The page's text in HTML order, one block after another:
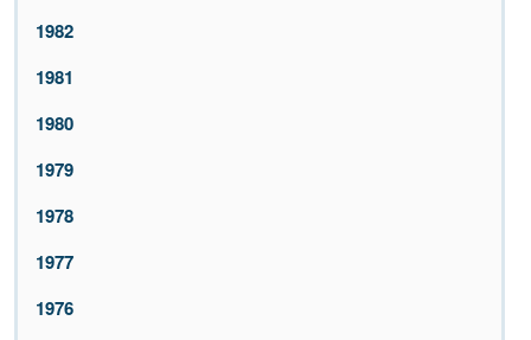
1982
1981
1980
1979
1978
1977
1976